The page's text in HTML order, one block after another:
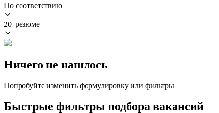
По соответствию
20 резюме
Ничего не нашлось
Попробуйте изменить формулировку или фильтры
Быстрые фильтры подбора вакансий